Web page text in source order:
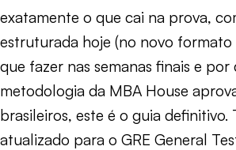
exatamente o que cai na prova,
estruturada hoje (no novo formato
que fazer nas semanas finais e por
metodologia da MBA House
brasileiros, este é o guia definitivo.
atualizado para o GRE General